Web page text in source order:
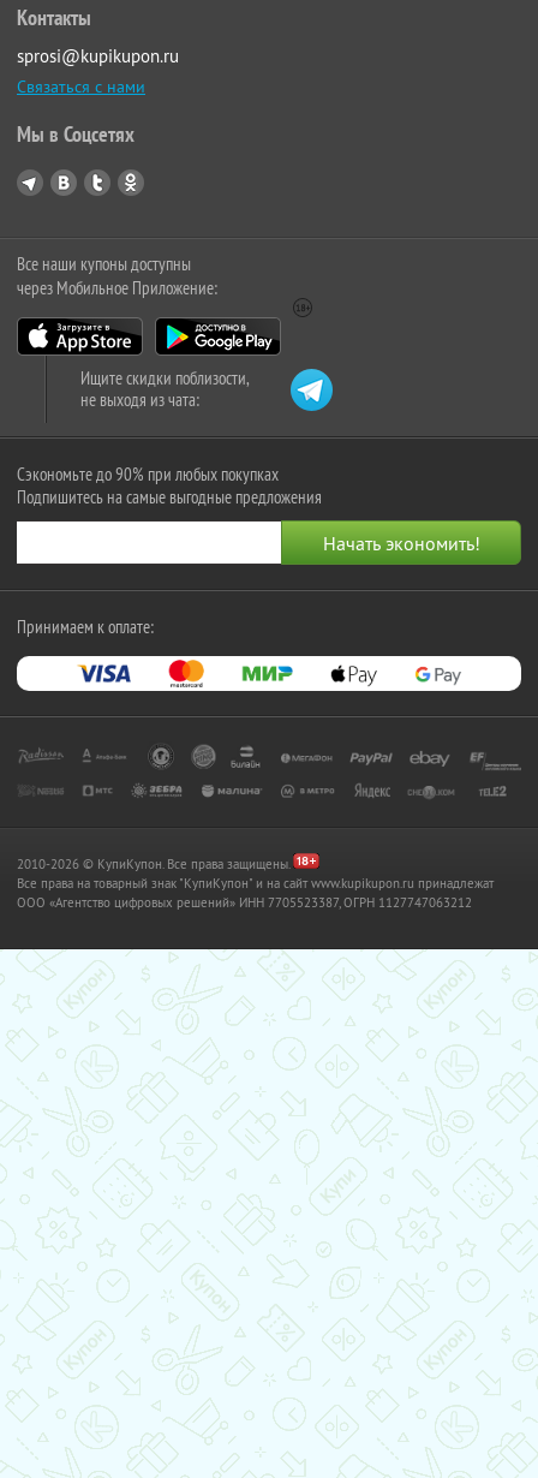
Контакты
sprosi@kupikupon.ru
Связаться с нами
Мы в Соцсетях
Все наши купоны доступны
через Мобильное Приложение:
Ищите скидки поблизости,
не выходя из чата:
Сэкономьте до 90% при любых покупках
Подпишитесь на самые выгодные предложения
Принимаем к оплате:
2010-2026 © КупиКупон. Все права защищены.
Все права на товарный знак "КупиКупон" и на сайт www.kupikupon.ru принадлежат
OOO «Агентство цифровых решений» ИНН 7705523387, ОГРН 1127747063212